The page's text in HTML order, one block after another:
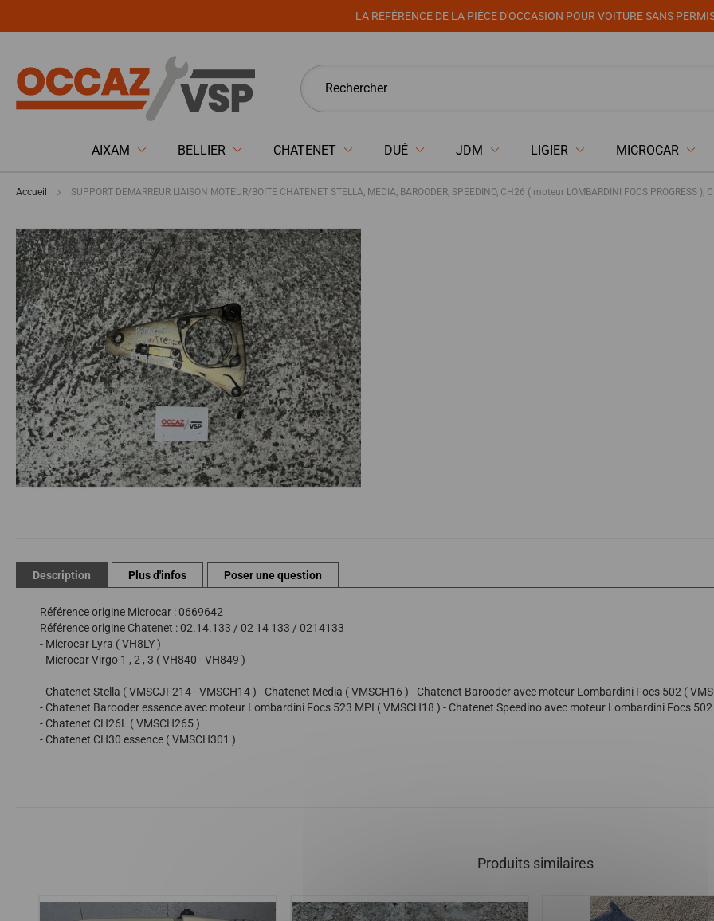
LA RÉFÉRENCE DE LA PIÈCE D'OCCASION POUR VOITURE SANS
AIXAM BELLIER CHATENET DUÉ JDM LIGIER MICROCAR
Accueil SUPPORT DEMARREUR LIAISON MOTEUR/BOITE CHATENET STELLA, MEDIA, BAROODER, SPEEDINO, CH26 ( moteur LOMBARDINI FOCS PROGRESS ),
Passer
à
la
fin
de
la
galerie
d’images
d’images
Description
Référence origine Microcar : 0669642
Référence origine Chatenet : 02.14.133 / 02 14 133 / 0214133
- Microcar Lyra ( VH8LY )
- Microcar Virgo 1 , 2 , 3 ( VH840 - VH849 )
- Chatenet Stella ( VMSCJF214 - VMSCH14 ) - Chatenet Media ( VMSCH16 ) - Chatenet Barooder avec moteur Lombardini Focs 502 (
- Chatenet Barooder essence avec moteur Lombardini Focs 523 MPI ( VMSCH18 ) - Chatenet Speedino avec moteur Lombardini Focs
- Chatenet CH26L ( VMSCH265 )
- Chatenet CH30 essence ( VMSCH301 )
Plus d'infos Poser une question
Produits similaires